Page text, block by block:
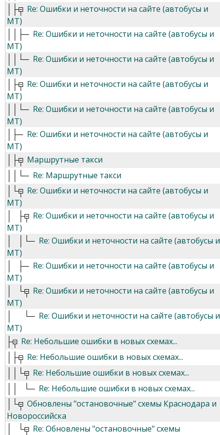
Re: Ошибки и неточности на сайте (автобусы и
МТ)
Re: Ошибки и неточности на сайте (автобусы и
МТ)
Re: Ошибки и неточности на сайте (автобусы и
МТ)
Re: Ошибки и неточности на сайте (автобусы и
МТ)
Re: Ошибки и неточности на сайте (автобусы и
МТ)
Re: Ошибки и неточности на сайте (автобусы и
МТ)
Маршрутные такси
Re: Маршрутные такси
Re: Ошибки и неточности на сайте (автобусы и
МТ)
Re: Ошибки и неточности на сайте (автобусы и
МТ)
Re: Ошибки и неточности на сайте (автобусы и
МТ)
Re: Ошибки и неточности на сайте (автобусы и
МТ)
Re: Ошибки и неточности на сайте (автобусы и
МТ)
Re: Ошибки и неточности на сайте (автобусы и
МТ)
Re: Небольшие ошибки в новых схемах...
Re: Небольшие ошибки в новых схемах...
Re: Небольшие ошибки в новых схемах...
Re: Небольшие ошибки в новых схемах...
Обновлены "остановочные" схемы Краснодара и
Новороссийска
Re: Обновлены "остановочные" схемы